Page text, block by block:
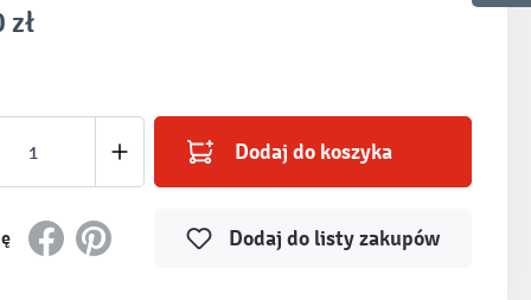
zł
Wprowadź żądaną ilość lub użyj
Dodaj do koszyka
Dodaj do listy zakupów